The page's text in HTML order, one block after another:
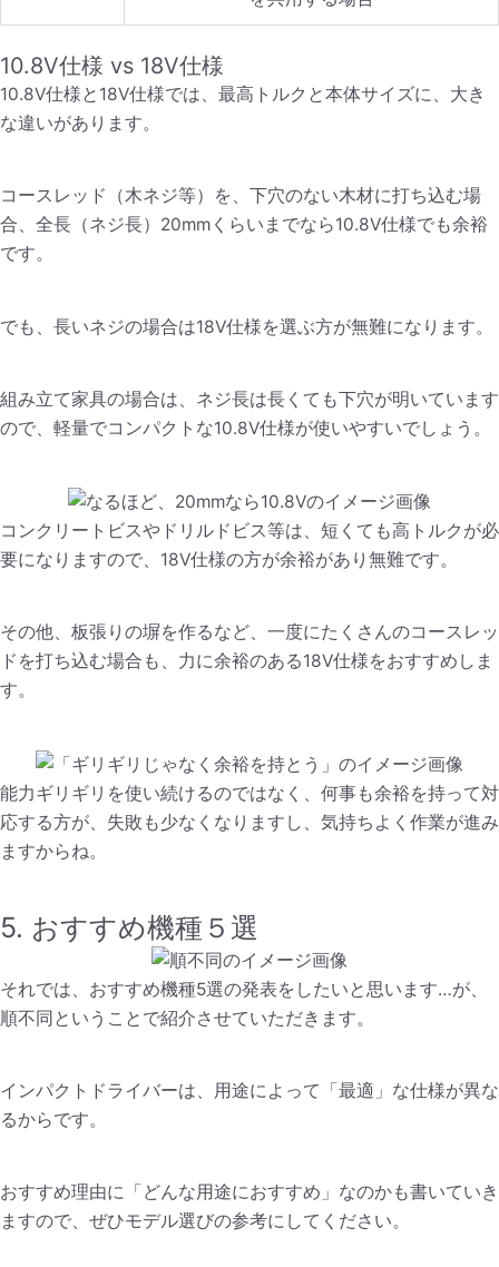
10.8V仕様 vs 18V仕様
10.8V仕様と18V仕様では、最高トルクと本体サイズに、大き
な違いがあります。
コースレッド（木ネジ等）を、下穴のない木材に打ち込む場
合、全長（ネジ長）20mmくらいまでなら10.8V仕様でも余裕
です。
でも、長いネジの場合は18V仕様を選ぶ方が無難になります。
組み立て家具の場合は、ネジ長は長くても下穴が明いています
ので、軽量でコンパクトな10.8V仕様が使いやすいでしょう。
コンクリートビスやドリルドビス等は、短くても高トルクが必
要になりますので、18V仕様の方が余裕があり無難です。
その他、板張りの塀を作るなど、一度にたくさんのコースレッ
ドを打ち込む場合も、力に余裕のある18V仕様をおすすめしま
す。
能力ギリギリを使い続けるのではなく、何事も余裕を持って対
応する方が、失敗も少なくなりますし、気持ちよく作業が進み
ますからね。
5. おすすめ機種５選
それでは、おすすめ機種5選の発表をしたいと思います…が、
順不同ということで紹介させていただきます。
インパクトドライバーは、用途によって「最適」な仕様が異な
るからです。
おすすめ理由に「どんな用途におすすめ」なのかも書いていき
ますので、ぜひモデル選びの参考にしてください。